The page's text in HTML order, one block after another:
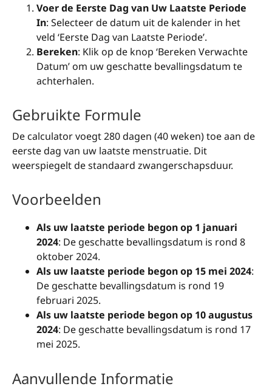
Voer de Eerste Dag van Uw Laatste Periode
In: Selecteer de datum uit de kalender in het
veld ‘Eerste Dag van Laatste Periode’.
Bereken: Klik op de knop ‘Bereken Verwachte
Datum’ om uw geschatte bevallingsdatum te
achterhalen.
Gebruikte Formule
De calculator voegt 280 dagen (40 weken) toe aan de
eerste dag van uw laatste menstruatie. Dit
weerspiegelt de standaard zwangerschapsduur.
Voorbeelden
Als uw laatste periode begon op 1 januari
2024: De geschatte bevallingsdatum is rond 8
oktober 2024.
Als uw laatste periode begon op 15 mei 2024:
De geschatte bevallingsdatum is rond 19
februari 2025.
Als uw laatste periode begon op 10 augustus
2024: De geschatte bevallingsdatum is rond 17
mei 2025.
Aanvullende Informatie